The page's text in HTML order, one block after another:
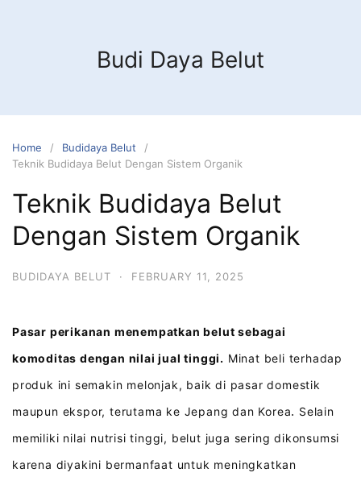
Budi Daya Belut
Home
Budidaya Belut
Teknik Budidaya Belut Dengan Sistem Organik
Teknik Budidaya Belut
Dengan Sistem Organik
BUDIDAYA BELUT · FEBRUARY 11, 2025
Pasar perikanan menempatkan belut sebagai
komoditas dengan nilai jual tinggi. Minat beli terhadap
produk ini semakin melonjak, baik di pasar domestik
maupun ekspor, terutama ke Jepang dan Korea. Selain
memiliki nilai nutrisi tinggi, belut juga sering dikonsumsi
karena diyakini bermanfaat untuk meningkatkan